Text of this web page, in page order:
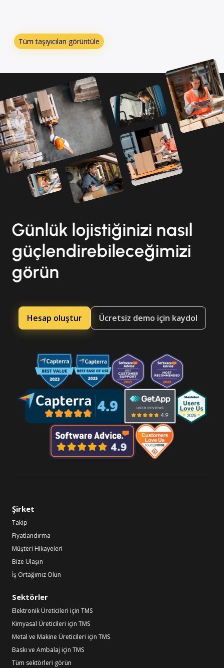
Tüm taşıyıcıları görüntüle
Günlük lojistiğinizi nasıl
güçlendirebileceğimizi
görün
Hesap oluştur Ücretsiz demo için kaydol
Şirket
Takip
Fiyatlandırma
Müşteri Hikayeleri
Bize Ulaşın
İş Ortağımız Olun
Sektörler
Elektronik Üreticileri için TMS
Kimyasal Üreticileri için TMS
Metal ve Makine Üreticileri için TMS
Baskı ve Ambalaj için TMS
Tüm sektörleri görün